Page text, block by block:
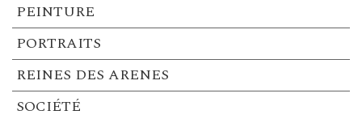
PEINTURE
PORTRAITS
REINES DES ARENES
SOCIÉTÉ